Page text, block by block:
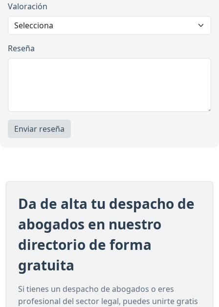
Valoración
Reseña
Enviar reseña
Da de alta tu despacho de
abogados en nuestro
directorio de forma
gratuita
Si tienes un despacho de abogados o eres
profesional del sector legal, puedes unirte gratis